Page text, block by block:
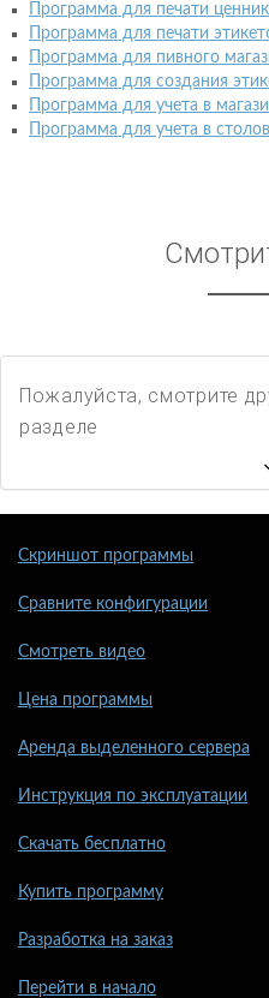
Программа для печати
Программа для печати
Программа для пивного
Программа для создания
Программа для учета в
Программа для учета в
Пожалуйста, смотрите
разделе
Скриншот программы
Сравните конфигурации
Смотреть видео
Цена программы
Аренда выделенного сервера
Инструкция по эксплуатации
Скачать бесплатно
Купить программу
Разработка на заказ
Перейти в начало